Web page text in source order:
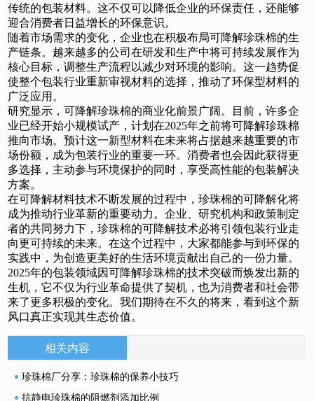
传统的包装材料。这不仅可以降低企业的环保责任，还能够
迎合消费者日益增长的环保意识。
随着市场需求的变化，企业也在积极布局可降解珍珠棉的生
产链条。越来越多的公司在研发和生产中将可持续发展作为
核心目标，调整生产流程以减少对环境的影响。这一趋势促
使整个包装行业重新审视材料的选择，推动了环保型材料的
广泛应用。
研究显示，可降解珍珠棉的商业化前景广阔。目前，许多企
业已经开始小规模试产，计划在2025年之前将可降解珍珠棉
推向市场。预计这一新型材料在未来将占据越来越重要的市
场份额，成为包装行业的重要一环。消费者也会因此获得更
多选择，主动参与环境保护的同时，享受高性能的包装解决
方案。
在可降解材料技术不断发展的过程中，珍珠棉的可降解化将
成为推动行业革新的重要动力。企业、研究机构和政策制定
者的共同努力下，珍珠棉的可降解技术必将引领包装行业走
向更可持续的未来。在这个过程中，大家都能参与到环保的
实践中，为创造更美好的生活环境贡献出自己的一份力量。
2025年的包装领域因可降解珍珠棉的技术突破而焕发出新的
生机，它不仅为行业革命提供了契机，也为消费者和社会带
来了更多积极的变化。我们期待在不久的将来，看到这个新
风口真正实现其生态价值。
相关内容
珍珠棉厂分享：珍珠棉的保养小技巧
抗静电珍珠棉的阻燃剂添加比例